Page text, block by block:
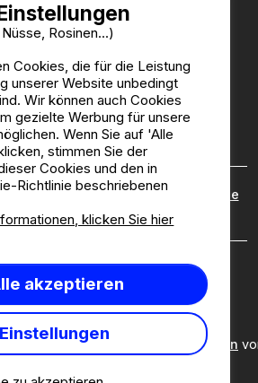
Hinweise|Cookies
Richtlinie
kundenbewertungen
©2026 Camping2Be, alle Rechte
und Bilder sind Eigentum ihrer
Besitzer.
reCAPTCHA geschützt; es gelten
undNutzungsbedingungen
Rosinen...)
Cookies, die für die Leistung
unserer Website unbedingt
Wir können auch Cookies
gezielte Werbung für unsere
Wenn Sie auf 'Alle
stimmen Sie der
Cookies und den in
Richtlinie beschriebenen
klicken Sie hier
akzeptieren
Einstellungen